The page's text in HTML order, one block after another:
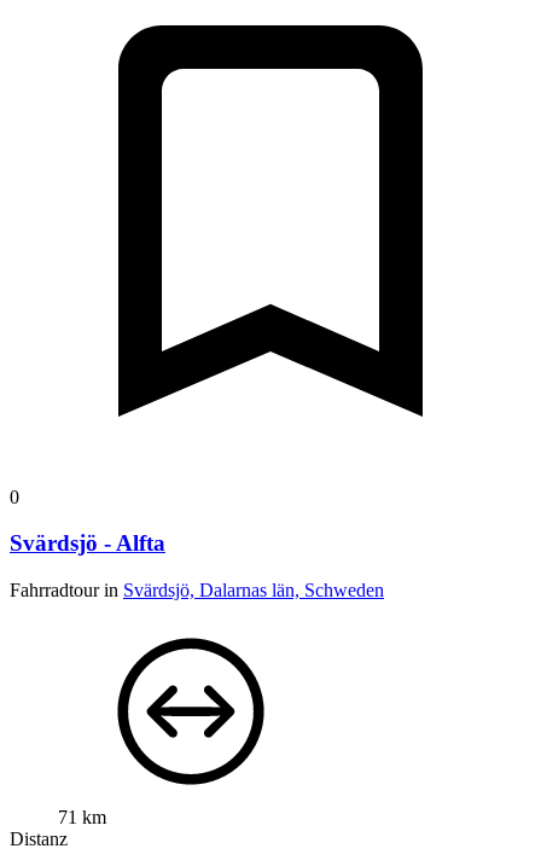
0
Svärdsjö - Alfta
Fahrradtour in Svärdsjö, Dalarnas län, Schweden
71 km
Distanz